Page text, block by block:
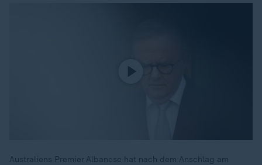
Australiens Premier Albanese hat nach dem Anschlag am